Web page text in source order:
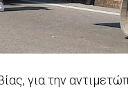
για την